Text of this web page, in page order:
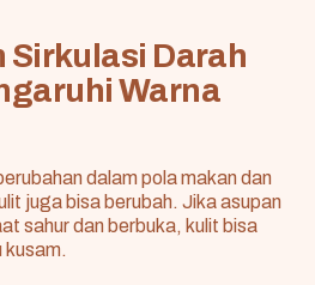
Sirkulasi Darah
Warna
dalam pola makan dan
juga bisa berubah. Jika asupan
sahur dan berbuka, kulit bisa
kusam.